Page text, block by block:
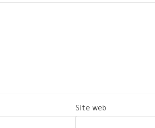
Site web